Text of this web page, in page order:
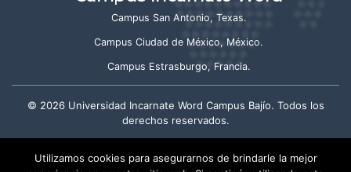
Campus San Antonio, Texas.
Campus Ciudad de México, México.
Campus Estrasburgo, Francia.
© 2026Universidad Incarnate Word Campus Bajío. Todos los
derechos reservados.
Utilizamos cookies para asegurarnos de brindarle la mejor